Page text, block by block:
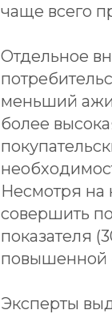
чаще всего
Отдельное
меньший
более
Несмотря на
совершить
показателя
повышенной
Эксперты